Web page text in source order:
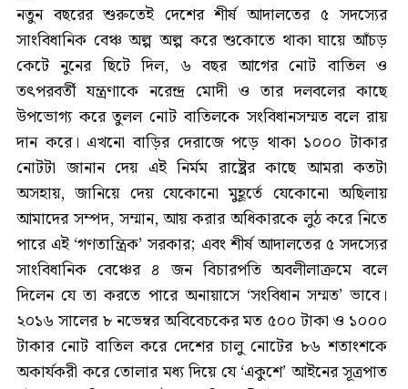
নতুন বছরের শুরুতেই দেশের শীর্ষ আদালতের ৫ সদস্যের
সাংবিধানিক বেঞ্চ অল্প অল্প করে শুকোতে থাকা ঘায়ে আঁচড়
কেটে নুনের ছিটে দিল, ৬ বছর আগের নোট বাতিল ও
তৎপরবর্তী যন্ত্রণাকে নরেন্দ্র মোদী ও তার দলবলের কাছে
উপভোগ্য করে তুলল নোট বাতিলকে সংবিধানসম্মত বলে রায়
দান করে। এখনো বাড়ির দেরাজে পড়ে থাকা ১০০০ টাকার
নোটটা জানান দেয় এই নির্মম রাষ্ট্রের কাছে আমরা কতটা
অসহায়, জানিয়ে দেয় যেকোনো মুহূর্তে যেকোনো অছিলায়
আমাদের সম্পদ, সম্মান, আয় করার অধিকারকে লুঠ করে নিতে
পারে এই ‘গণতান্ত্রিক’ সরকার; এবং শীর্ষ আদালতের ৫ সদস্যের
সাংবিধানিক বেঞ্চের ৪ জন বিচারপতি অবলীলাক্রমে বলে
দিলেন যে তা করতে পারে অনায়াসে ‘সংবিধান সম্মত’ ভাবে।
২০১৬ সালের ৮ নভেম্বর অবিবেচকের মত ৫০০ টাকা ও ১০০০
টাকার নোট বাতিল করে দেশের চালু নোটের ৮৬ শতাংশকে
অকার্যকরী করে তোলার মধ্য দিয়ে যে ‘একুশে’ আইনের সূত্রপাত